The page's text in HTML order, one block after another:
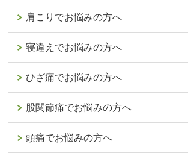
肩こりでお悩みの方へ
寝違えでお悩みの方へ
ひざ痛でお悩みの方へ
股関節痛でお悩みの方へ
頭痛でお悩みの方へ